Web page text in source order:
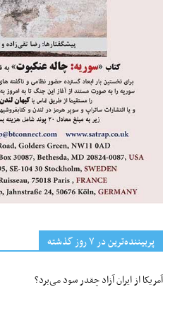
پربیننده‌ترین‌ در ۷ روز گذشته
آمریکا از ایران آزاد چقدر سود می‌برد؟